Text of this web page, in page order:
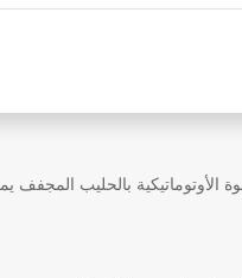
الأوتوماتيكية بالحليب المجفف